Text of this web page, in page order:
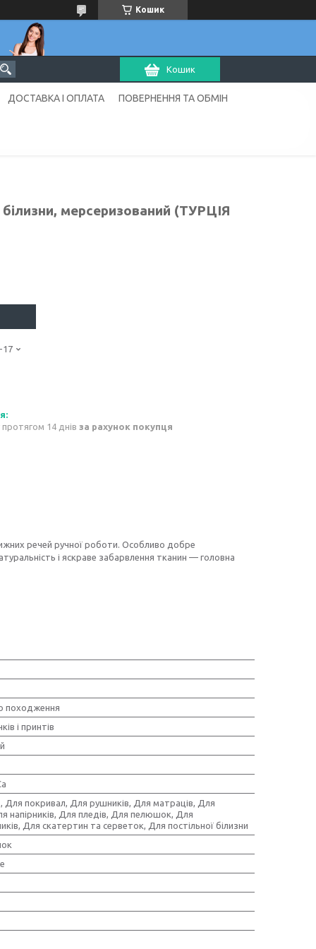
Кошик
Кошик
ДОСТАВКА І ОПЛАТА ПОВЕРНЕННЯ ТА ОБМІН
мерсеризований (ТУРЦІЯ
17
14 днів за рахунок покупця
речей ручної роботи. Особливо добре
і яскраве забарвлення тканин — головна
походження
і принтів
Для покривал, Для рушників, Для матраців, Для
напірників, Для пледів, Для пелюшок, Для
Для скатертин та серветок, Для постільної білизни